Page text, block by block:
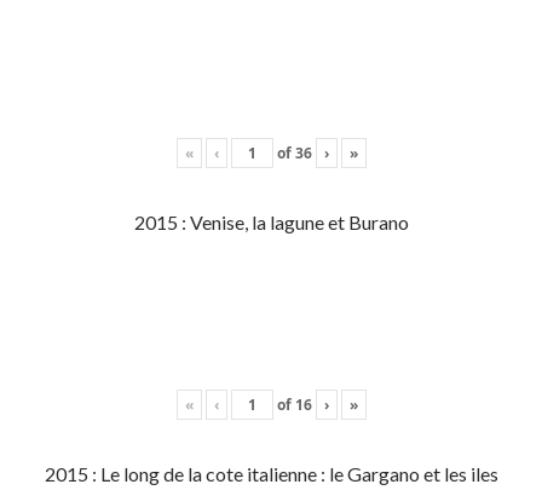
« ‹ of36 › »
2015 : Venise, la lagune et Burano
« ‹ of 16 › »
2015 : Le long de la cote italienne : le Gargano et les iles